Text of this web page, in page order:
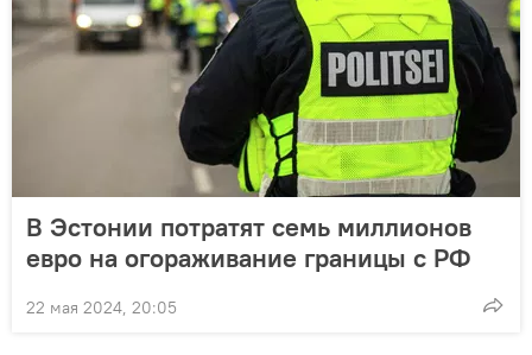
В Эстонии потратят семь миллионов
евро на огораживание границы с РФ
22 мая 2024, 20:05